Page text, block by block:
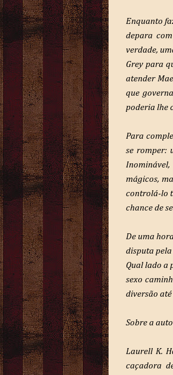
Enquanto
depara
verdade,
Grey para
atender
que
poderia lhe
Para
se romper:
mágicos,
controlá-lo
chance de
De uma
disputa pela
Qual lado a
sexo
diversão
Sobre a
Laurell K.
caçadora